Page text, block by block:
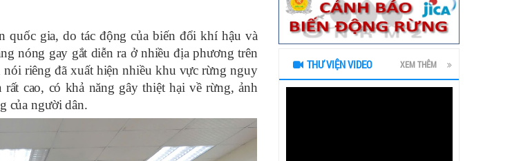
gia, do tác động của biến đổi khí hậu và
nóng gay gắt diễn ra ở nhiều địa phương trên
riêng đã xuất hiện nhiều khu vực rừng nguy
cao, có khả năng gây thiệt hại về rừng, ảnh
của người dân.
THƯ VIỆN VIDEO XEM THÊM